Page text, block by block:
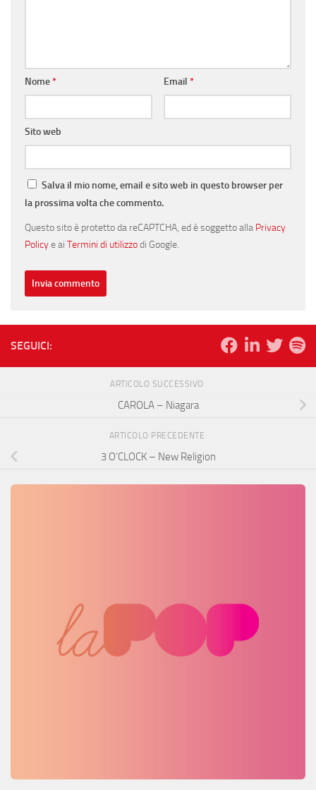
Nome* Email *
Sito web
Salva il mio nome, email e sito web in questo browser per
la prossima volta che commento.
Questo sito è protetto da reCAPTCHA, ed è soggetto alla Privacy
Policye ai Termini di utilizzodi Google.
SEGUICI:
ARTICOLO SUCCESSIVO
CAROLA – Niagara
ARTICOLO PRECEDENTE
3 O’CLOCK – New Religion